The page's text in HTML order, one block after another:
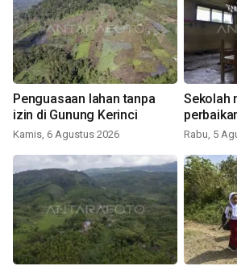
Penguasaan lahan tanpa
izin di Gunung Kerinci
Kamis, 6 Agustus 2026
Sekolah
Rabu, 5